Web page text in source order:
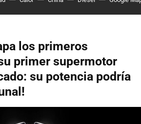
los primeros
primer supermotor
su potencia podría